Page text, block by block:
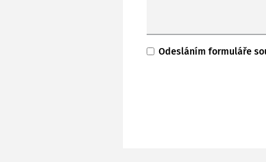
Odesláním formuláře